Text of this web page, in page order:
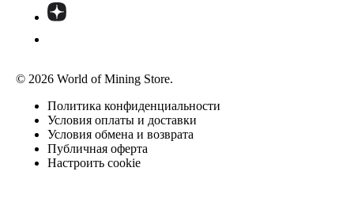
© 2026 World of Mining Store.
Политика конфиденциальности
Условия оплаты и доставки
Условия обмена и возврата
Публичная оферта
Настроить cookie